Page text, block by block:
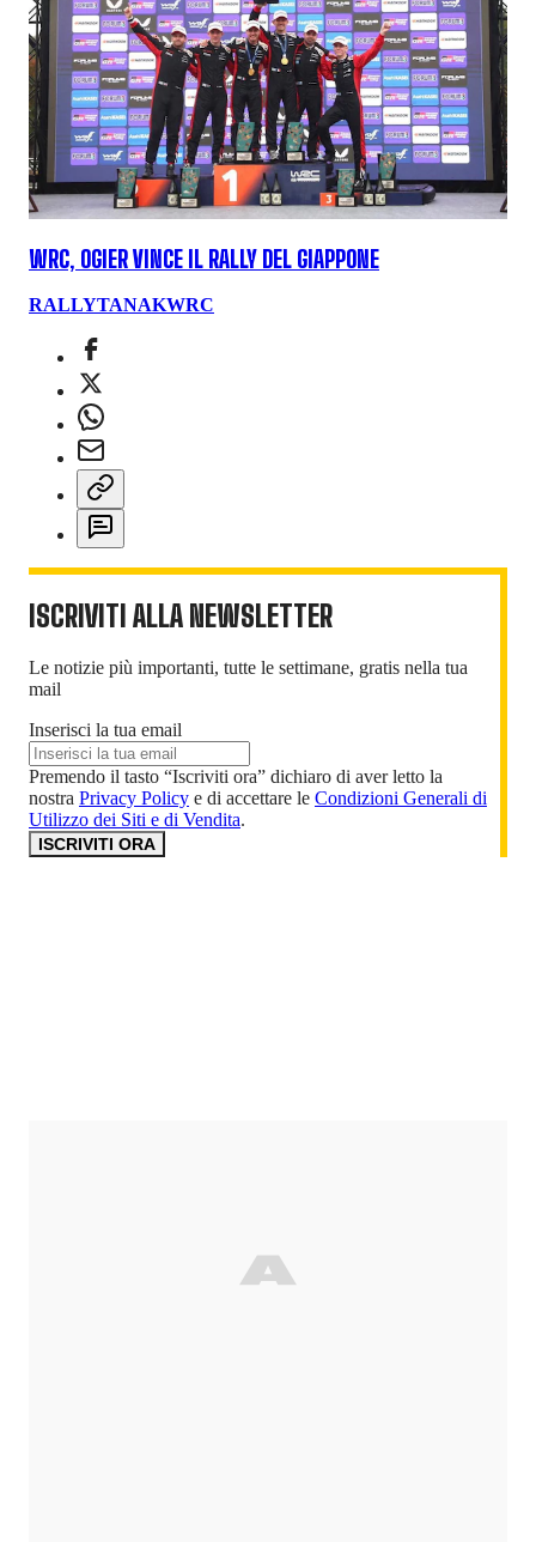
WRC, OGIER VINCE IL RALLY DEL GIAPPONE
RALLYTANAKWRC
ISCRIVITI ALLA NEWSLETTER
Le notizie più importanti, tutte le settimane, gratis nella tua
mail
Inserisci la tua email
Premendo il tasto “Iscriviti ora” dichiaro di aver letto la
nostra Privacy Policy e di accettare le Condizioni Generali di
Utilizzo dei Siti e di Vendita.
ISCRIVITI ORA